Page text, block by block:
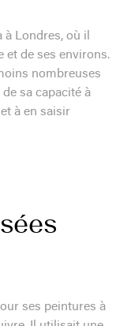
à Londres, où il
et de ses environs.
nombreuses
sa capacité à
à en saisir
ses peintures à